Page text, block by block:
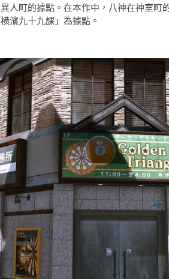
人町的據點。在本作中，八神在神室町
濱九十九課」為據點。